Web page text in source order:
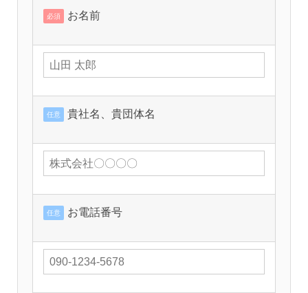
必須 お名前
任意 貴社名、貴団体名
任意 お電話番号